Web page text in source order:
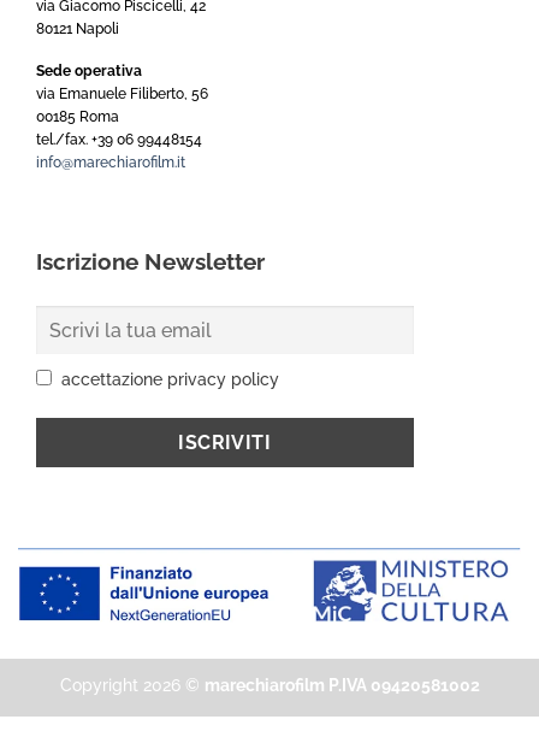
via Giacomo Piscicelli, 42
80121 Napoli
Sede operativa
via Emanuele Filiberto, 56
00185 Roma
tel./fax. +39 06 99448154
info@marechiarofilm.it
Iscrizione Newsletter
accettazione privacy policy
Copyright 2026 © marechiarofilm P.IVA 09420581002